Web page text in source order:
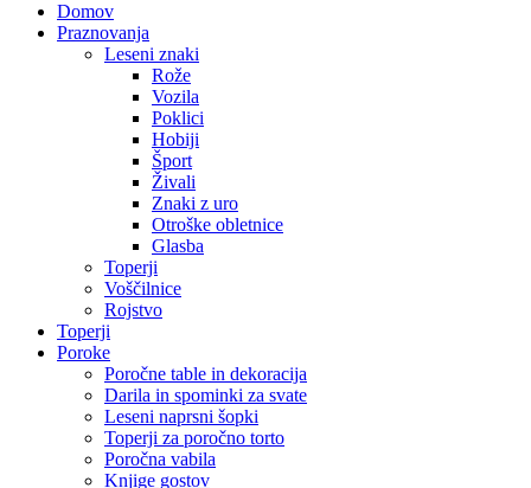
Domov
Praznovanja
Leseni znaki
Rože
Vozila
Poklici
Hobiji
Šport
Živali
Znaki z uro
Otroške obletnice
Glasba
Toperji
Voščilnice
Rojstvo
Toperji
Poroke
Poročne table in dekoracija
Darila in spominki za svate
Leseni naprsni šopki
Toperji za poročno torto
Poročna vabila
Knjige gostov